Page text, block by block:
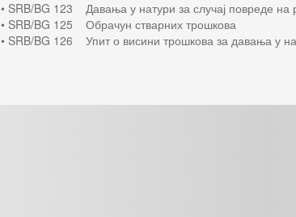
• SRB/BG 123 Давања у натури за случај повреде
• SRB/BG 125 Обрачун стварних трошкова
• SRB/BG 126 Упит о висини трошкова за давања у